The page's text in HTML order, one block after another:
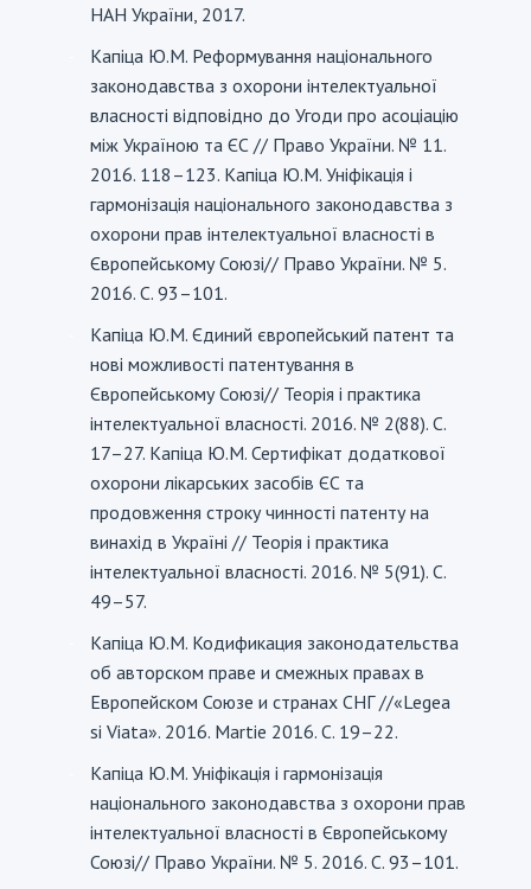
НАН України, 2017.
Капіца Ю.М. Реформування національного
законодавства з охорони інтелектуальної
власності відповідно до Угоди про асоціацію
між Україною та ЄС // Право України. № 11.
2016. 118–123. Капіца Ю.М. Уніфікація і
гармонізація національного законодавства з
охорони прав інтелектуальної власності в
Європейському Союзі// Право України. № 5.
2016. С. 93–101.
Капіца Ю.М. Єдиний європейський патент та
нові можливості патентування в
Європейському Союзі// Теорія і практика
інтелектуальної власності. 2016. № 2(88). С.
17–27. Капіца Ю.М. Сертифікат додаткової
охорони лікарських засобів ЄС та
продовження строку чинності патенту на
винахід в Україні // Теорія і практика
інтелектуальної власності. 2016. № 5(91). С.
49–57.
Капіца Ю.М. Кодификация законодательства
об авторском праве и смежных правах в
Европейском Союзе и странах СНГ //«Legea
si Viata». 2016. Martie 2016. С. 19–22.
Капіца Ю.М. Уніфікація і гармонізація
національного законодавства з охорони прав
інтелектуальної власності в Європейському
Союзі// Право України. № 5. 2016. С. 93–101.